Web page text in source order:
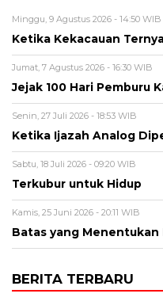
Minggu, 9 Agustus 2026 - 14:50 WIB
Ketika Kekacauan
Jumat, 7 Agustus 2026 - 16:30 WIB
Jejak 100 Hari Pemburu
Senin, 27 Juli 2026 - 18:53 WIB
Ketika Ijazah Analog
Sabtu, 18 Juli 2026 - 09:20 WIB
Terkubur untuk Hidup
Kamis, 25 Juni 2026 - 20:11 WIB
Batas yang Menentukan
BERITA TERBARU